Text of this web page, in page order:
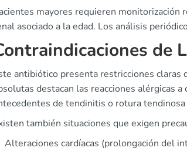
mayores requieren
asociado a la edad. Los análisis
de
antibiótico presenta restricciones claras
destacan las reacciones alérgicas
de tendinitis o rotura tendinosa
también situaciones que exigen
Alteraciones cardíacas (prolongación del